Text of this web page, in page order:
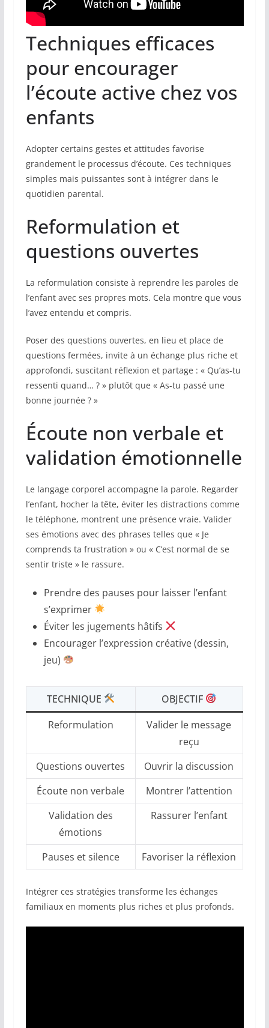
Techniques efficaces
pour encourager
l’écoute active chez vos
enfants
Adopter certains gestes et attitudes favorise
grandement le processus d’écoute. Ces techniques
simples mais puissantes sont à intégrer dans le
quotidien parental.
Reformulation et
questions ouvertes
La reformulation consiste à reprendre les paroles de
l’enfant avec ses propres mots. Cela montre que vous
l’avez entendu et compris.
Poser des questions ouvertes, en lieu et place de
questions fermées, invite à un échange plus riche et
approfondi, suscitant réflexion et partage : « Qu’as-tu
ressenti quand… ? » plutôt que « As-tu passé une
bonne journée ? »
Écoute non verbale et
validation émotionnelle
Le langage corporel accompagne la parole. Regarder
l’enfant, hocher la tête, éviter les distractions comme
le téléphone, montrent une présence vraie. Valider
ses émotions avec des phrases telles que « Je
comprends ta frustration » ou « C’est normal de se
sentir triste » le rassure.
Prendre des pauses pour laisser l’enfant
s’exprimer
Éviter les jugements hâtifs
Encourager l’expression créative (dessin,
jeu)
TECHNIQUE
OBJECTIF
Reformulation
Valider le message
reçu
Questions ouvertes
Ouvrir la discussion
Écoute non verbale
Montrer l’attention
Validation des
émotions
Rassurer l’enfant
Pauses et silence Favoriser la réflexion
Intégrer ces stratégies transforme les échanges
familiaux en moments plus riches et plus profonds.